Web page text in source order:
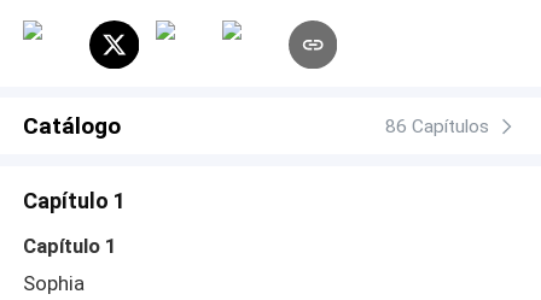
convite. A vida deles nunca mais foram as mesmas após
cruzar seus caminhos com o stripper mais conhecido e
sexy, gentil, dominador e cheio de tesão para dar. Agora,
vão abrir a relação para um novo amor, ou tentar superar
triangulo amoroso, que tem mais do que cenas quentes.
Mas tem superação, auto conhecimento, cuidado e um
Catálogo 86 Capítulos
Capítulo 1
Capítulo 1
Sophia